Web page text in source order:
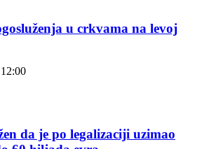
u crkvama na levoj
da je po legalizaciji uzimao